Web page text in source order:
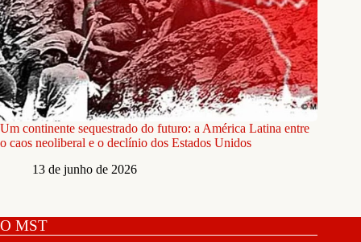
Um continente sequestrado do futuro: a América Latina entre
o caos neoliberal e o declínio dos Estados Unidos
13 de junho de 2026
O MST